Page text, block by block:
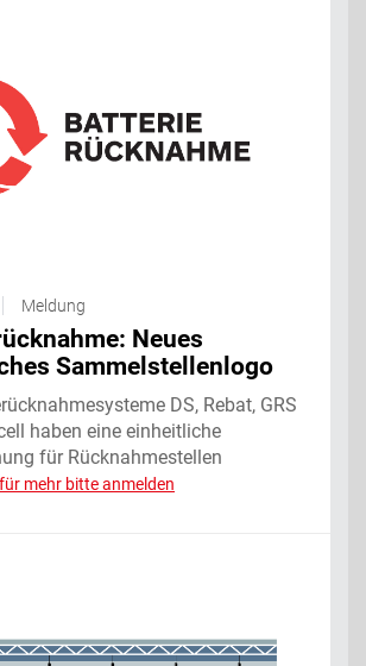
Meldung
Neues
Sammelstellenlogo
DS, Rebat, GRS
haben eine einheitliche
für Rücknahmestellen
für mehr bitte anmelden